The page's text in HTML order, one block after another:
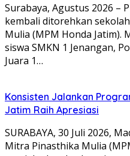
Surabaya, Agustus 2026 –
kembali ditorehkan
Mulia (MPM Honda Jatim).
siswa SMKN 1 Jenangan,
Juara 1…
Konsisten Jalankan
Jatim Raih Apresiasi
SURABAYA, 30 Juli 2026,
Mitra Pinasthika Mulia